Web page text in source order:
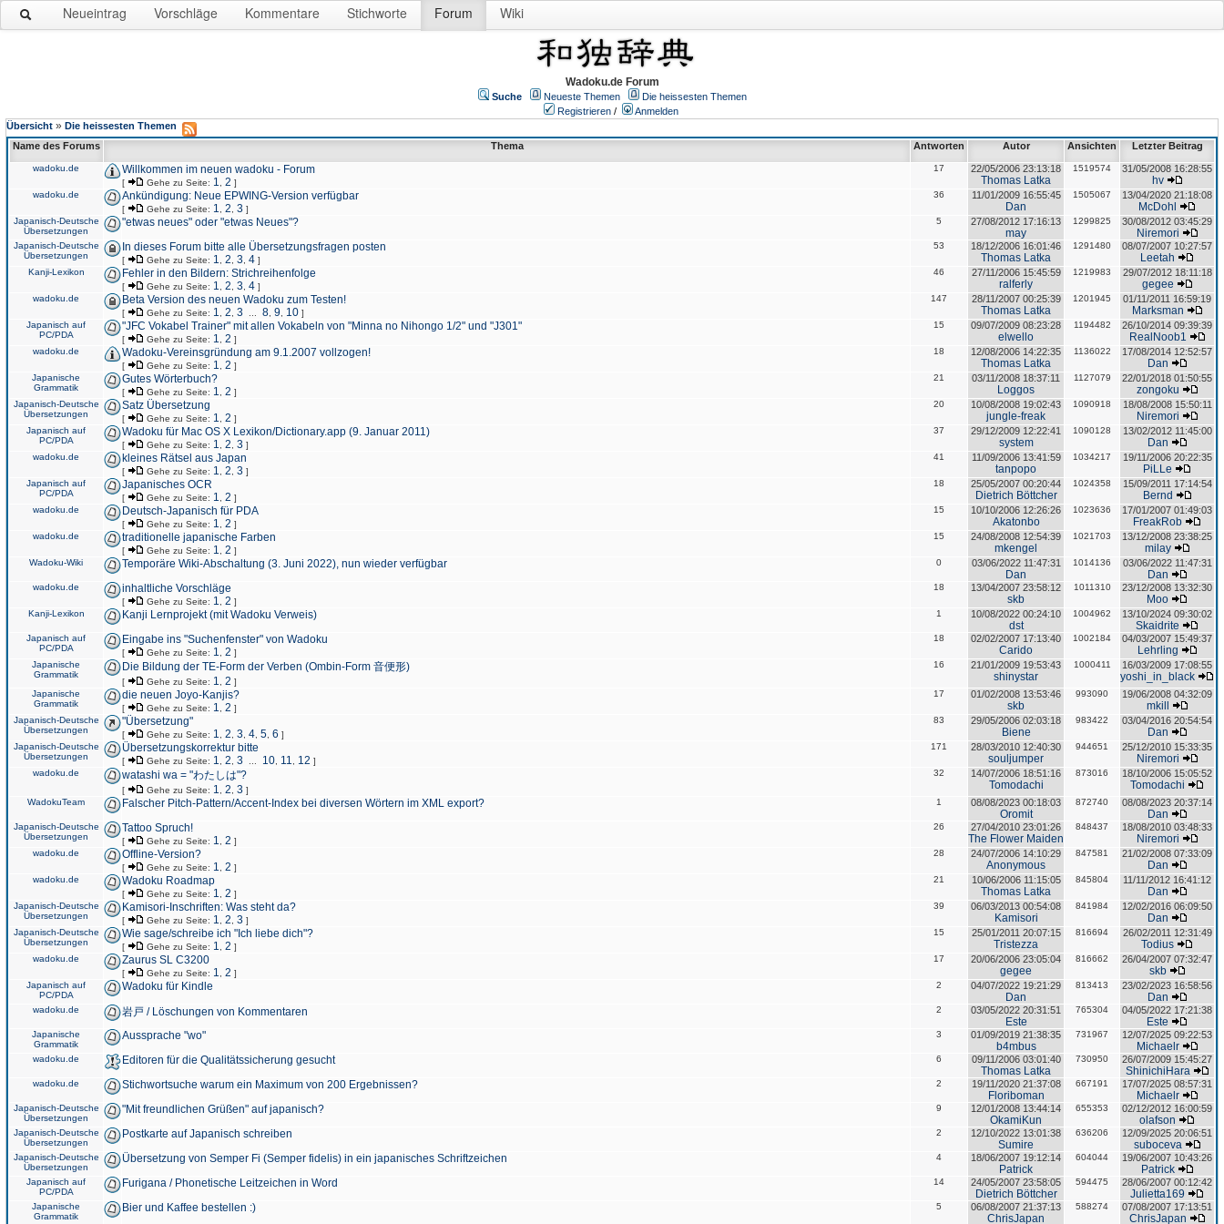
Neueintrag Vorschläge Kommentare Stichworte Forum Wiki
Wadoku.de Forum
Suche Neueste Themen
Die heissesten Themen
Registrieren /
Anmelden
Übersicht » Die heissesten Themen
Name des Forums
Thema Antworten Autor Ansichten Letzter Beitrag
wadoku.de Willkommen im neuen wadoku - Forum
[ Gehe zu Seite: 1 2 ]
17 22/05/2006 23:13:18
Thomas Latka
1519574 31/05/2008 16:28:55
hv
wadoku.de Ankündigung: Neue EPWING-Version verfügbar
[ Gehe zu Seite: 1 2 3 ]
36 11/01/2009 16:55:45
Dan
1505067 13/04/2020 21:18:08
McDohl
Japanisch-Deutsche
Übersetzungen
"etwas neues" oder "etwas Neues"? 5 27/08/2012 17:16:13
may
1299825 30/08/2012 03:45:29
Niremori
Japanisch-Deutsche
Übersetzungen
In dieses Forum bitte alle Übersetzungsfragen posten
[ Gehe zu Seite: 1 2 3 4 ]
53 18/12/2006 16:01:46
Thomas Latka
1291480 08/07/2007 10:27:57
Leetah
Kanji-Lexikon Fehler in den Bildern: Strichreihenfolge
[ Gehe zu Seite: 1 2 3 4 ]
46 27/11/2006 15:45:59
ralferly
1219983 29/07/2012 18:11:18
gegee
wadoku.de Beta Version des neuen Wadoku zum Testen!
[ Gehe zu Seite: 1 2 3 8 9 10 ]
147 28/11/2007 00:25:39
Thomas Latka
1201945 01/11/2011 16:59:19
Marksman
Japanisch auf
PC/PDA
"JFC Vokabel Trainer" mit allen Vokabeln von "Minna no Nihongo 1/2" und "J301"
[ Gehe zu Seite: 1 2 ]
15 09/07/2009 08:23:28
elwello
1194482 26/10/2014 09:39:39
RealNoob1
wadoku.de Wadoku-Vereinsgründung am 9.1.2007 vollzogen!
[ Gehe zu Seite: 1 2 ]
18 12/08/2006 14:22:35
Thomas Latka
1136022 17/08/2014 12:52:57
Dan
Japanische
Grammatik
Gutes Wörterbuch?
[ Gehe zu Seite: 1 2 ]
21 03/11/2008 18:37:11
Loggos
1127079 22/01/2018 01:50:55
zongoku
Japanisch-Deutsche
Übersetzungen
Satz Übersetzung
[ Gehe zu Seite: 1 2 ]
20 10/08/2008 19:02:43
jungle-freak
1090918 18/08/2008 15:50:11
Niremori
Japanisch auf
PC/PDA
Wadoku für Mac OS X Lexikon/Dictionary.app (9. Januar 2011)
[ Gehe zu Seite: 1 2 3 ]
37 29/12/2009 12:22:41
system
1090128 13/02/2012 11:45:00
Dan
wadoku.de kleines Rätsel aus Japan
[ Gehe zu Seite: 1 2 3 ]
41 11/09/2006 13:41:59
tanpopo
1034217 19/11/2006 20:22:35
PiLLe
Japanisch auf
PC/PDA
Japanisches OCR
[ Gehe zu Seite: 1 2 ]
18 25/05/2007 00:20:44
Dietrich Böttcher
1024358 15/09/2011 17:14:54
Bernd
wadoku.de Deutsch-Japanisch für PDA
[ Gehe zu Seite: 1 2 ]
15 10/10/2006 12:26:26
Akatonbo
1023636 17/01/2007 01:49:03
FreakRob
wadoku.de traditionelle japanische Farben
[ Gehe zu Seite: 1 2 ]
15 24/08/2008 12:54:39
mkengel
1021703 13/12/2008 23:38:25
milay
Wadoku-Wiki Temporäre Wiki-Abschaltung (3. Juni 2022), nun wieder verfügbar 0 03/06/2022 11:47:31
Dan
1014136 03/06/2022 11:47:31
Dan
wadoku.de inhaltliche Vorschläge
[ Gehe zu Seite: 1 2 ]
18 13/04/2007 23:58:12
skb
1011310 23/12/2008 13:32:30
Moo
Kanji-Lexikon Kanji Lernprojekt (mit Wadoku Verweis) 1 10/08/2022 00:24:10
dst
1004962 13/10/2024 09:30:02
Skaidrite
Japanisch auf
PC/PDA
Eingabe ins "Suchenfenster" von Wadoku
[ Gehe zu Seite: 1 2 ]
18 02/02/2007 17:13:40
Carido
1002184 04/03/2007 15:49:37
Lehrling
Japanische
Grammatik
Die Bildung der TE-Form der Verben (Ombin-Form 音便形)
[ Gehe zu Seite: 1 2 ]
16 21/01/2009 19:53:43
shinystar
1000411 16/03/2009 17:08:55
yoshi_in_black
Japanische
Grammatik
die neuen Joyo-Kanjis?
[ Gehe zu Seite: 1 2 ]
17 01/02/2008 13:53:46
skb
993090 19/06/2008 04:32:09
mkill
Japanisch-Deutsche
Übersetzungen
"Übersetzung"
[ Gehe zu Seite: 1 2 3 4 5 6 ]
83 29/05/2006 02:03:18
Biene
983422 03/04/2016 20:54:54
Dan
Japanisch-Deutsche
Übersetzungen
Übersetzungskorrektur bitte
[ Gehe zu Seite: 1 2 3 10 11 12 ]
171 28/03/2010 12:40:30
souljumper
944651 25/12/2010 15:33:35
Niremori
wadoku.de watashi wa = "わたしは"?
[ Gehe zu Seite: 1 2 3 ]
32 14/07/2006 18:51:16
Tomodachi
873016 18/10/2006 15:05:52
Tomodachi
WadokuTeam Falscher Pitch-Pattern/Accent-Index bei diversen Wörtern im XML export? 1 08/08/2023 00:18:03
Oromit
872740 08/08/2023 20:37:14
Dan
Japanisch-Deutsche
Übersetzungen
Tattoo Spruch!
[ Gehe zu Seite: 1 2 ]
26 27/04/2010 23:01:26
The Flower Maiden
848437 18/08/2010 03:48:33
Niremori
wadoku.de Offline-Version?
[ Gehe zu Seite: 1 2 ]
28 24/07/2006 14:10:29
Anonymous
847581 21/02/2008 07:33:09
Dan
wadoku.de Wadoku Roadmap
[ Gehe zu Seite: 1 2 ]
21 10/06/2006 11:15:05
Thomas Latka
845804 11/11/2012 16:41:12
Dan
Japanisch-Deutsche
Übersetzungen
Kamisori-Inschriften: Was steht da?
[ Gehe zu Seite: 1 2 3 ]
39 06/03/2013 00:54:08
Kamisori
841984 12/02/2016 06:09:50
Dan
Japanisch-Deutsche
Übersetzungen
Wie sage/schreibe ich "Ich liebe dich"?
[ Gehe zu Seite: 1 2 ]
15 25/01/2011 20:07:15
Tristezza
816694 26/02/2011 12:31:49
Todius
wadoku.de Zaurus SL C3200
[ Gehe zu Seite: 1 2 ]
17 20/06/2006 23:05:04
gegee
816662 26/04/2007 07:32:47
skb
Japanisch auf
PC/PDA
Wadoku für Kindle 2 04/07/2022 19:21:29
Dan
813413 23/02/2023 16:58:56
Dan
wadoku.de 岩戸 / Löschungen von Kommentaren 2 03/05/2022 20:31:51
Este
765304 04/05/2022 17:21:38
Este
Japanische
Grammatik
Aussprache "wo" 3 01/09/2019 21:38:35
b4mbus
731967 12/07/2025 09:22:53
Michaelr
wadoku.de Editoren für die Qualitätssicherung gesucht 6 09/11/2006 03:01:40
Thomas Latka
730950 26/07/2009 15:45:27
ShinichiHara
wadoku.de Stichwortsuche warum ein Maximum von 200 Ergebnissen? 2 19/11/2020 21:37:08
Floriboman
667191 17/07/2025 08:57:31
Michaelr
Japanisch-Deutsche
Übersetzungen
"Mit freundlichen Grüßen" auf japanisch? 9 12/01/2008 13:44:14
OkamiKun
655353 02/12/2012 16:00:59
olafson
Japanisch-Deutsche
Übersetzungen
Postkarte auf Japanisch schreiben 2 12/10/2022 13:01:38
Sumire
636206 12/09/2025 20:06:51
suboceva
Japanisch-Deutsche
Übersetzungen
Übersetzung von Semper Fi (Semper fidelis) in ein japanisches Schriftzeichen 4 18/06/2007 19:12:14
Patrick
604044 19/06/2007 10:43:26
Patrick
Japanisch auf
PC/PDA
Furigana / Phonetische Leitzeichen in Word 14 24/05/2007 23:58:05
Dietrich Böttcher
594475 28/06/2007 00:12:42
Julietta169
Japanische
Grammatik
Bier und Kaffee bestellen :) 5 06/08/2007 21:37:13
ChrisJapan
588274 07/08/2007 17:13:51
ChrisJapan